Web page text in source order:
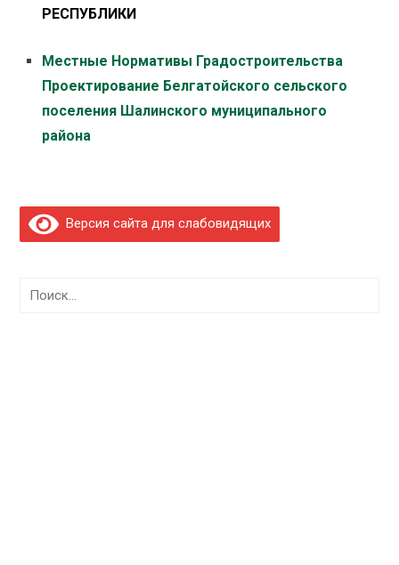
РЕСПУБЛИКИ
Местные Нормативы Градостроительства
Проектирование Белгатойского сельского
поселения Шалинского муниципального
района
Версия сайта для слабовидящих
Найти: